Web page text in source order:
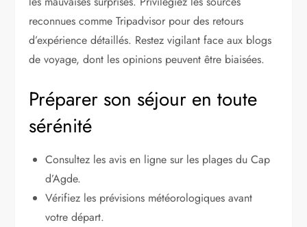
reconnues comme Tripadvisor pour des retours
d’expérience détaillés. Restez vigilant face aux blogs
de voyage, dont les opinions peuvent être biaisées.
Préparer son séjour en toute
sérénité
Consultez les avis en ligne sur les plages du Cap
d’Agde.
Vérifiez les prévisions météorologiques avant
votre départ.